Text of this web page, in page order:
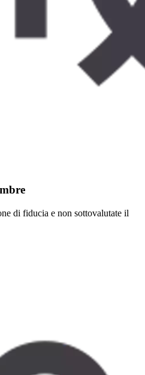
di fiducia e non sottovalutate il